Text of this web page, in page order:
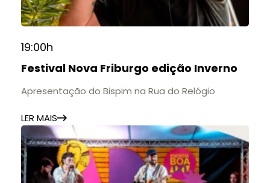
19:00h
Festival Nova Friburgo edição Inverno
Apresentação do Bispim na Rua do Relógio
LER MAIS